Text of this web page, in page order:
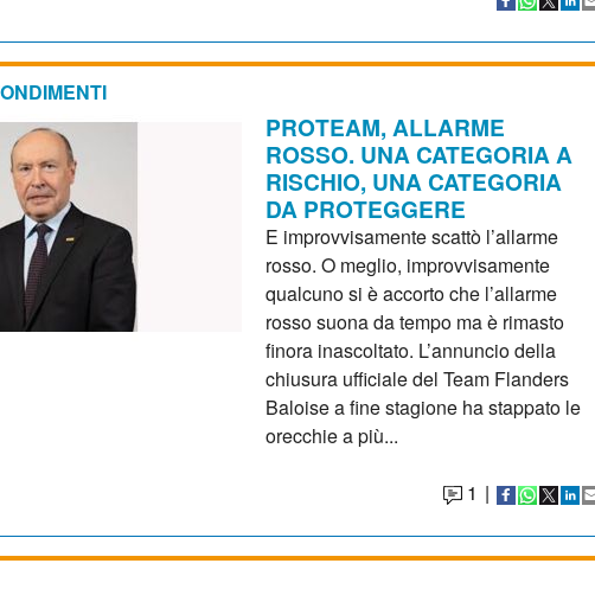
PROTEAM, ALLARME
ROSSO. UNA CATEGORIA A
RISCHIO, UNA CATEGORIA
DA PROTEGGERE
E improvvisamente scattò l’allarme
rosso. O meglio, improvvisamente
qualcuno si è accorto che l’allarme
rosso suona da tempo ma è rimasto
finora inascoltato. L’annuncio della
chiusura ufficiale del Team Flanders
Baloise a fine stagione ha stappato le
orecchie a più...
1 |